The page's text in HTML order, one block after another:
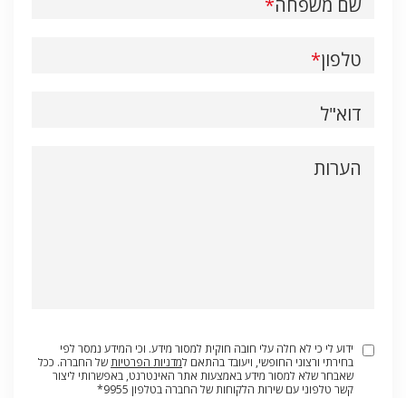
שם משפחה
טלפון
דוא"ל
הערות
ידוע לי כי לא חלה עלי חובה חוקית למסור מידע. וכי המידע נמסר לפי
בחירתי ורצוני החופשי, ויעובד בהתאם למדניות הפרטיותשל החברה. ככל
שאבחר שלא למסור מידע באמצעות אתר האינטרנט, באפשרותי ליצור
קשר טלפוני עם שירות הלקוחות של החברה בטלפון 9955*